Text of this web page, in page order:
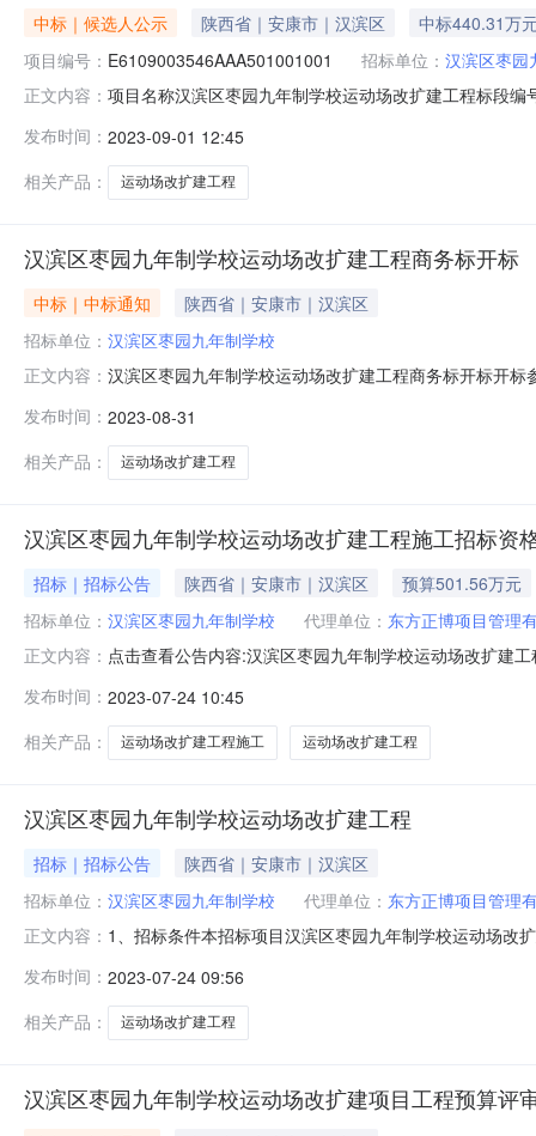
中标｜候选人公示 陕西省｜安康市｜汉滨区
中标440.31万
项目编号： E6109003546AAA501001001 招标单位： 汉滨区枣园
正文内容： 项目名称汉滨区枣园九年制学校运动场改扩建工程标段
价（万元）1安康市汉滨区成瑞建筑工程有限责任公司
发布时间： 2023-09-01 12:45
相关产品：
运动场改扩建工程
汉滨区枣园九年制学校运动场改扩建工程商务标开标
中标｜中标通知
陕西省｜安康市｜汉滨区
招标单位： 汉滨区枣园九年制学校
正文内容： 汉滨区枣园九年制学校运动场改扩建工程商务标开标开
投标保证金额：10000.00，投标文件递交时间：2023/8/
发布时间： 2023-08-31
相关产品：
运动场改扩建工程
汉滨区枣园九年制学校运动场改扩建工程施工招标资
招标｜招标公告 陕西省｜安康市｜汉滨区
预算501.56万元
招标单位： 汉滨区枣园九年制学校 代理单位： 东方正博项目管理
正文内容： 点击查看公告内容:汉滨区枣园九年制学校运动场改扩建
批准，项目资金来源为国有资金501.56万元，招标人为
二、项目概况和招标范围规模
发布时间： 2023-07-24 10:45
相关产品：
运动场改扩建工程施工 运动场改扩建工程
汉滨区枣园九年制学校运动场改扩建工程
招标｜招标公告
陕西省｜安康市｜汉滨区
招标单位： 汉滨区枣园九年制学校 代理单位： 东方正博项目管理
正文内容： 1、招标条件本招标项目汉滨区枣园九年制学校运动场改
人）提出资格预审申请。2、项目概况与招标范围2.1建
包括场地回填、田径场、篮球
发布时间： 2023-07-24 09:56
相关产品：
运动场改扩建工程
汉滨区枣园九年制学校运动场改扩建项目工程预算评